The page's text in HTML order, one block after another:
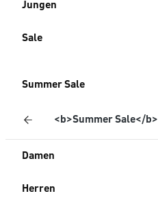
Jungen
Sale
Summer Sale
<b>Summer Sale</b>
Damen
Herren